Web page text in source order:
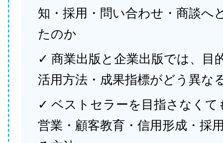
知・採用・問い合わせ・商談へ
たのか
✓ 商業出版と企業出版では、目
活用方法・成果指標がどう異な
✓ ベストセラーを目指さなくて
営業・顧客教育・信用形成・採